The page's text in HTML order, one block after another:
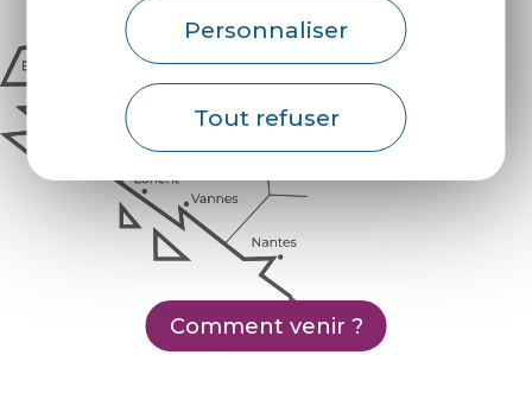
Personnaliser
Tout refuser
Comment venir ?